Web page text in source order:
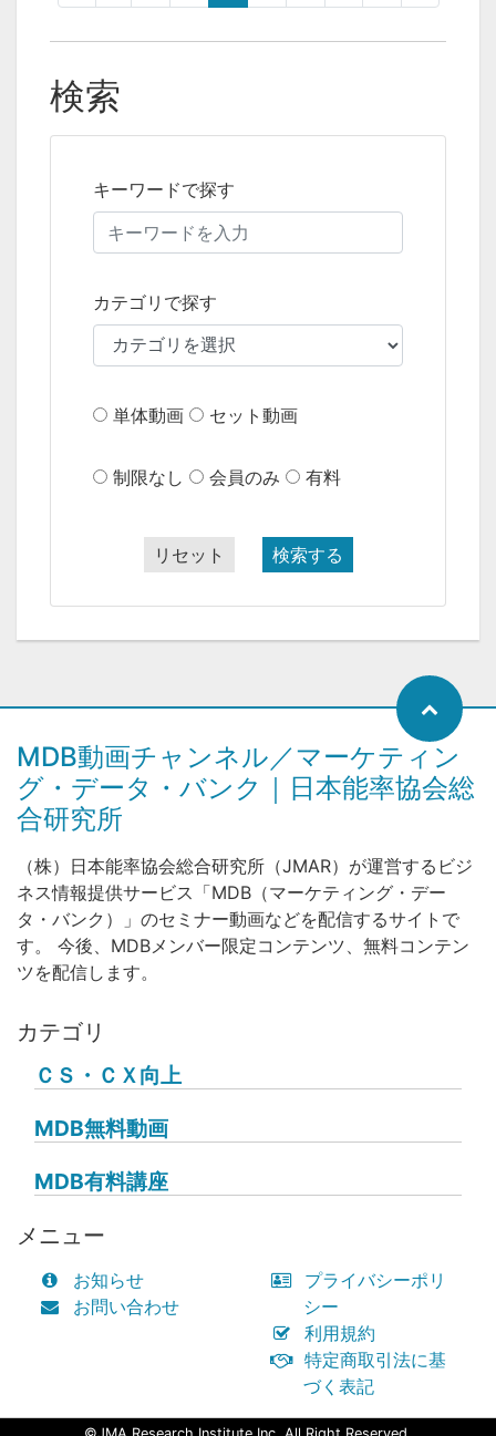
検索
キーワードで探す
カテゴリで探す
単体動画 セット動画
制限なし 会員のみ 有料
リセット 検索する
MDB動画チャンネル／マーケティン
グ・データ・バンク｜日本能率協会総
合研究所
（株）日本能率協会総合研究所（JMAR）が運営するビジ
ネス情報提供サービス「MDB（マーケティング・デー
タ・バンク）」のセミナー動画などを配信するサイトで
す。 今後、MDBメンバー限定コンテンツ、無料コンテン
ツを配信します。
カテゴリ
ＣＳ・ＣＸ向上
MDB無料動画
MDB有料講座
メニュー
お知らせ
お問い合わせ
プライバシーポリ
シー
利用規約
特定商取引法に基
づく表記